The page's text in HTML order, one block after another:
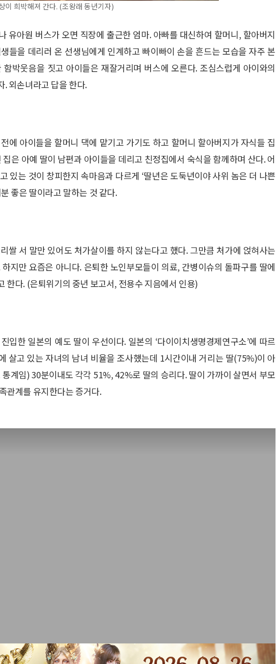
희박해져 간다. (조왕래 동년기자)
유아원 버스가 오면 직장에 출근한 엄마. 아빠를 대신하여 할머니, 할아버지
들을 데리러 온 선생님에게 인계하고 빠이빠이 손을 흔드는 모습을 자주 본
박웃음을 짓고 아이들은 재잘거리며 버스에 오른다. 조심스럽게 아이와의
. 외손녀라고 답을 한다.
에 아이들을 할머니 댁에 맡기고 가기도 하고 할머니 할아버지가 자식들 집
은 아예 딸이 남편과 아이들을 데리고 친정집에서 숙식을 함께하며 산다. 어
있는 것이 창피한지 속마음과 다르게 ‘딸년은 도둑년이야 사위 놈은 더 나쁜
좋은 딸이라고 말하는 것 같다.
쌀 서 말만 있어도 처가살이를 하지 않는다고 했다. 그만큼 처가에 얹혀사는
지만 요즘은 아니다. 은퇴한 노인부모들이 의료, 간병이슈의 돌파구를 딸에
한다. (은퇴위기의 중년 보고서, 전용수 지음에서 인용)
입한 일본의 예도 딸이 우선이다. 일본의 ‘다이이치생명경제연구소’에 따르
살고 있는 자녀의 남녀 비율을 조사했는데 1시간이내 거리는 딸(75%)이 아
계임) 30분이내도 각각 51%, 42%로 딸의 승리다. 딸이 가까이 살면서 부모
관계를 유지한다는 증거다.